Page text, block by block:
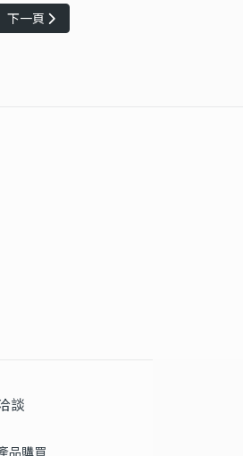
下一篇文章: 安口食品機械的數位轉型
下一頁
談
品購買